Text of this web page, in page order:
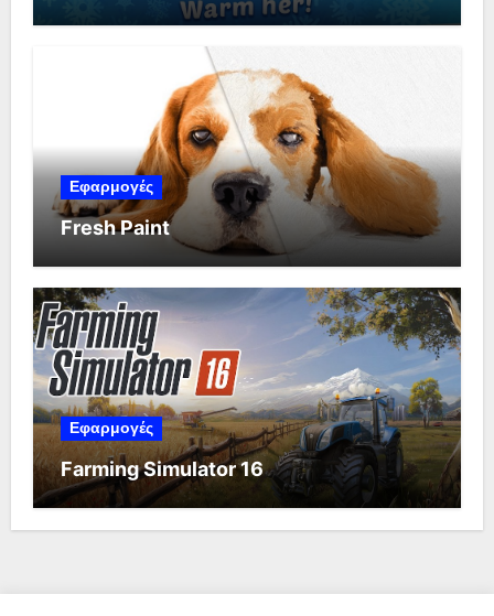
Εφαρμογές
Fresh Paint
Εφαρμογές
Farming Simulator 16